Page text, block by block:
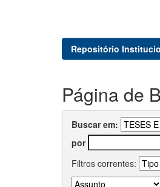
Repositório
Página de
Buscar em:
por
Filtros correntes: